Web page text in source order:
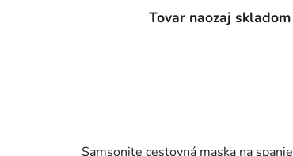
Tovar naozaj skladom
Samsonite cestovná maska na spanie